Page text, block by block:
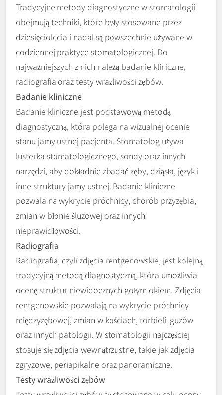
Tradycyjne metody diagnostyczne w stomatologii
obejmują techniki, które były stosowane przez
dziesięciolecia i nadal są powszechnie używane w
codziennej praktyce stomatologicznej. Do
najważniejszych z nich należą badanie kliniczne,
radiografia oraz testy wrażliwości zębów.
Badanie kliniczne
Badanie kliniczne jest podstawową metodą
diagnostyczną, która polega na wizualnej ocenie
stanu jamy ustnej pacjenta. Stomatolog używa
lusterka stomatologicznego, sondy oraz innych
narzędzi, aby dokładnie zbadać zęby, dziąsła, język i
inne struktury jamy ustnej. Badanie kliniczne
pozwala na wykrycie próchnicy, chorób przyzębia,
zmian w błonie śluzowej oraz innych
nieprawidłowości.
Radiografia
Radiografia, czyli zdjęcia rentgenowskie, jest kolejną
tradycyjną metodą diagnostyczną, która umożliwia
ocenę struktur niewidocznych gołym okiem. Zdjęcia
rentgenowskie pozwalają na wykrycie próchnicy
międzyzębowej, zmian w kościach, torbieli, guzów
oraz innych patologii. W stomatologii najczęściej
stosuje się zdjęcia wewnątrzustne, takie jak zdjęcia
zgryzowe, periapikalne oraz panoramiczne.
Testy wrażliwości zębów